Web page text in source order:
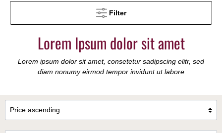
Filter
Lorem Ipsum dolor sit amet
Lorem ipsum dolor sit amet, consetetur sadipscing elitr, sed
diam nonumy eirmod tempor invidunt ut labore